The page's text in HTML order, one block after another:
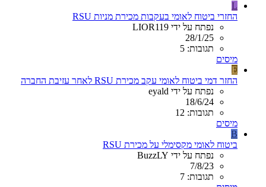
L
החזרי ביטוח לאומי בעקבות מכירת מניות RSU
נפתח על ידי LIOR119
28/1/25
תגובות: 5
מיסים
E
החזר דמי ביטוח לאומי עקב מכירת RSU לאחר עזיבת החברה
נפתח על ידי eyald
18/6/24
תגובות: 12
מיסים
B
ביטוח לאומי מקסימלי על מכירת RSU
נפתח על ידי BuzzLY
7/8/23
תגובות: 7